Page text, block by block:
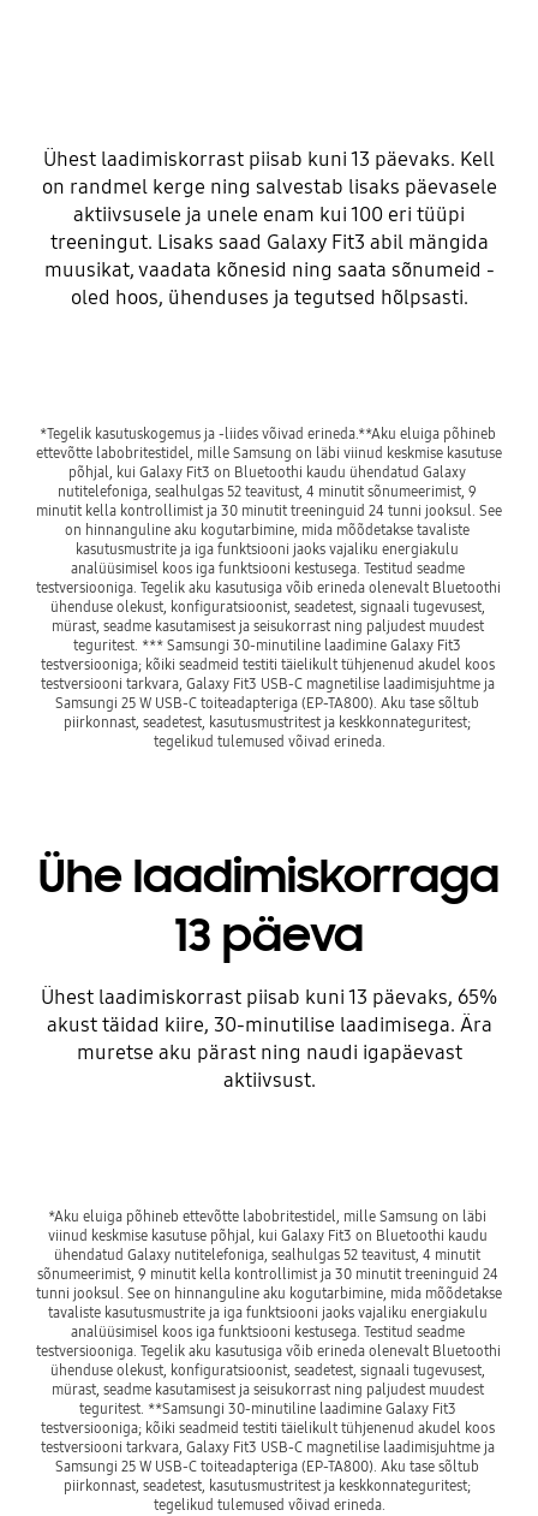
Ühest laadimiskorrast piisab kuni 13 päevaks. Kell
on randmel kerge ning salvestab lisaks päevasele
aktiivsusele ja unele enam kui 100 eri tüüpi
treeningut. Lisaks saad Galaxy Fit3 abil mängida
muusikat, vaadata kõnesid ning saata sõnumeid -
oled hoos, ühenduses ja tegutsed hõlpsasti.
*Tegelik kasutuskogemus ja -liides võivad erineda.**Aku eluiga põhineb
ettevõtte labobritestidel, mille Samsung on läbi viinud keskmise kasutuse
põhjal, kui Galaxy Fit3 on Bluetoothi ​​kaudu ühendatud Galaxy
nutitelefoniga, sealhulgas 52 teavitust, 4 minutit sõnumeerimist, 9
minutit kella kontrollimist ja 30 minutit treeninguid 24 tunni jooksul. See
on hinnanguline aku kogutarbimine, mida mõõdetakse tavaliste
kasutusmustrite ja iga funktsiooni jaoks vajaliku energiakulu
analüüsimisel koos iga funktsiooni kestusega. Testitud seadme
testversiooniga. Tegelik aku kasutusiga võib erineda olenevalt Bluetoothi
ühenduse olekust, konfiguratsioonist, seadetest, signaali tugevusest,
mürast, seadme kasutamisest ja seisukorrast ning paljudest muudest
teguritest. *** Samsungi 30-minutiline laadimine Galaxy Fit3
testversiooniga; kõiki seadmeid testiti täielikult tühjenenud akudel koos
testversiooni tarkvara, Galaxy Fit3 USB-C magnetilise laadimisjuhtme ja
Samsungi 25 W USB-C toiteadapteriga (EP-TA800). Aku tase sõltub
piirkonnast, seadetest, kasutusmustritest ja keskkonnateguritest;
tegelikud tulemused võivad erineda.
Ühe laadimiskorraga
13 päeva
Ühest laadimiskorrast piisab kuni 13 päevaks, 65%
akust täidad kiire, 30-minutilise laadimisega. Ära
muretse aku pärast ning naudi igapäevast
aktiivsust.
*Aku eluiga põhineb ettevõtte labobritestidel, mille Samsung on läbi
viinud keskmise kasutuse põhjal, kui Galaxy Fit3 on Bluetoothi ​​kaudu
ühendatud Galaxy nutitelefoniga, sealhulgas 52 teavitust, 4 minutit
sõnumeerimist, 9 minutit kella kontrollimist ja 30 minutit treeninguid 24
tunni jooksul. See on hinnanguline aku kogutarbimine, mida mõõdetakse
tavaliste kasutusmustrite ja iga funktsiooni jaoks vajaliku energiakulu
analüüsimisel koos iga funktsiooni kestusega. Testitud seadme
testversiooniga. Tegelik aku kasutusiga võib erineda olenevalt Bluetoothi
ühenduse olekust, konfiguratsioonist, seadetest, signaali tugevusest,
mürast, seadme kasutamisest ja seisukorrast ning paljudest muudest
teguritest. **Samsungi 30-minutiline laadimine Galaxy Fit3
testversiooniga; kõiki seadmeid testiti täielikult tühjenenud akudel koos
testversiooni tarkvara, Galaxy Fit3 USB-C magnetilise laadimisjuhtme ja
Samsungi 25 W USB-C toiteadapteriga (EP-TA800). Aku tase sõltub
piirkonnast, seadetest, kasutusmustritest ja keskkonnateguritest;
tegelikud tulemused võivad erineda.